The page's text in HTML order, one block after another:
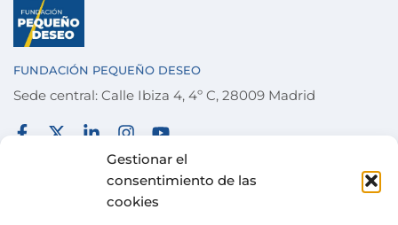
Gestionar el
consentimiento de las
cookies
FUNDACIÓN PEQUEÑO DESEO
Sede central: Calle Ibiza 4, 4º C, 28009 Madrid
POLÍTICA DE PRIVACIDAD